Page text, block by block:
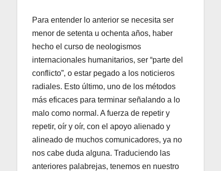
Para entender lo anterior se necesita ser
menor de setenta u ochenta años, haber
hecho el curso de neologismos
internacionales humanitarios, ser “parte del
conflicto”, o estar pegado a los noticieros
radiales. Esto último, uno de los métodos
más eficaces para terminar señalando a lo
malo como normal. A fuerza de repetir y
repetir, oír y oír, con el apoyo alienado y
alineado de muchos comunicadores, ya no
nos cabe duda alguna. Traduciendo las
anteriores palabrejas, tenemos en nuestro